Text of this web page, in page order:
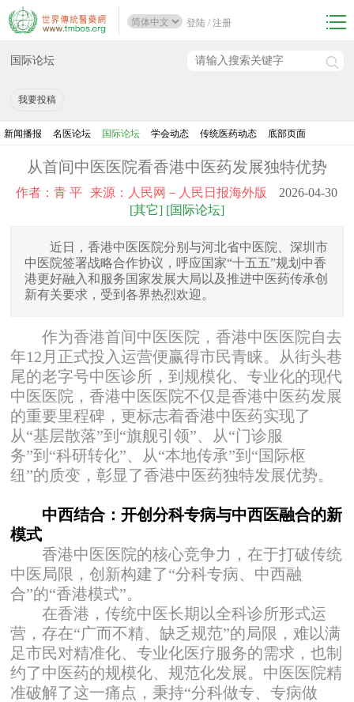
登陆 / 注册
国际论坛
我要投稿
新闻播报 名医论坛 国际论坛 学会动态 传统医药动态 底部页面
从首间中医医院看香港中医药发展独特优势
作者：青 平 来源：人民网－人民日报海外版
2026-04-30
[其它] [国际论坛]
近日，香港中医医院分别与河北省中医院、深圳市
中医院签署战略合作协议，呼应国家“十五五”规划中香
港更好融入和服务国家发展大局以及推进中医药传承创
新有关要求，受到各界热烈欢迎。
作为香港首间中医医院，香港中医医院自去
年12月正式投入运营便赢得市民青睐。从街头巷
尾的老字号中医诊所，到规模化、专业化的现代
中医医院，香港中医医院不仅是香港中医药发展
的重要里程碑，更标志着香港中医药实现了
从“基层散落”到“旗舰引领”、从“门诊服
务”到“科研转化”、从“本地传承”到“国际枢
纽”的质变，彰显了香港中医药独特发展优势。
中西结合：开创分科专病与中西医融合的新
模式
香港中医医院的核心竞争力，在于打破传统
中医局限，创新构建了“分科专病、中西融
合”的“香港模式”。
在香港，传统中医长期以全科诊所形式运
营，存在“广而不精、缺乏规范”的局限，难以满
足市民对精准化、专业化医疗服务的需求，也制
约了中医药的规模化、规范化发展。中医医院精
准破解了这一痛点，秉持“分科做专、专病做